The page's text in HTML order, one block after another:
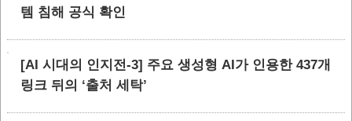
템 침해 공식 확인
[AI 시대의 인지전-3] 주요 생성형 AI가 인용한 437개
링크 뒤의 ‘출처 세탁’